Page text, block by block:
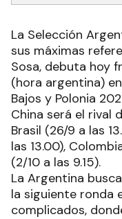
La Selección
sus máximas
Sosa, debuta hoy
(hora argentina)
Bajos y Polonia
China será el rival
Brasil (26/9 a las
las 13.00),
(2/10 a las 9.15).
La Argentina
la siguiente ronda
complicados,